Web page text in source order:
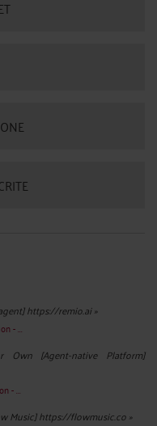
https://remio.ai »
- ...
Own [Agent-native Platform]
- ...
Music] https://flowmusic.co »